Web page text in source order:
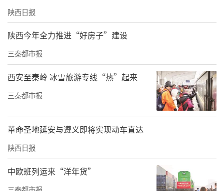
在主旨报告环节，中国商业联合会互联网应用
工作委员会副主任王鹏作了题为《“人工智能
+商业”发展趋势与人才需求前瞻》的主旨报
告，深入分析了数字商务领域的发展态势和人
陕西日报
陕西今年全力推进“好房子”建设
三秦都市报
西安至秦岭 冰雪旅游专线“热”起来
三秦都市报
革命圣地延安与遵义即将实现动车直达
陕西日报
中欧班列运来“洋年货”